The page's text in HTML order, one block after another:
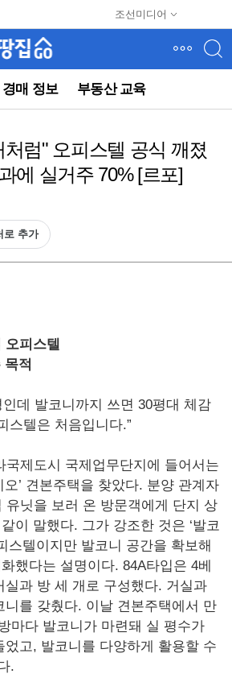
조선미디어
경매 정보 부동산 교육
처럼" 오피스텔 공식 깨졌
에 실거주 70% [르포]
로 추가
오피스텔
적
인데 발코니까지 쓰면 30평대 체감
스텔은 처음입니다.”
국제도시 국제업무단지에 들어서는
오’ 견본주택을 찾았다. 분양 관계자
유닛을 보러 온 방문객에게 단지 상
이 말했다. 그가 강조한 것은 ‘발코
스텔이지만 발코니 공간을 확보해
했다는 설명이다. 84A타입은 4베
실과 방 세 개로 구성했다. 거실과
니를 갖췄다. 이날 견본주택에서 만
마다 발코니가 마련돼 실 평수가
었고, 발코니를 다양하게 활용할 수
.